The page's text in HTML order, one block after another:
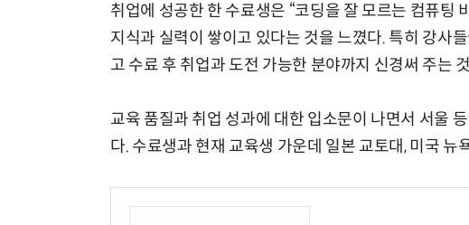
취업에 성공한 한 수료생은 “코딩을 잘 모르는 컴퓨팅
지식과 실력이 쌓이고 있다는 것을 느꼈다. 특히 강사
고 수료 후 취업과 도전 가능한 분야까지 신경써 주는
교육 품질과 취업 성과에 대한 입소문이 나면서 서울
다. 수료생과 현재 교육생 가운데 일본 교토대, 미국